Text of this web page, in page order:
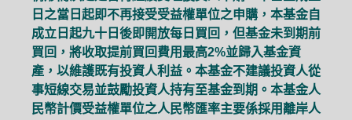
日之當日起即不再接受受益權單位之申購，本基金自
成立日起九十日後即開放每日買回，但基金未到期前
買回，將收取提前買回費用最高2%並歸入基金資
產，以維護既有投資人利益。本基金不建議投資人從
事短線交易並鼓勵投資人持有至基金到期。本基金人
民幣計價受益權單位之人民幣匯率主要係採用離岸人